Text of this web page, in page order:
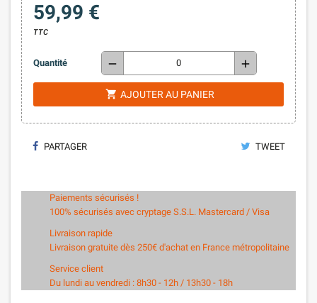
59,99 €
TTC
Quantité remove add
shopping_cart AJOUTER AU PANIER
PARTAGER TWEET
Paiements sécurisés !
100% sécurisés avec cryptage S.S.L. Mastercard / Visa
Livraison rapide
Livraison gratuite dès 250€ d'achat en France métropolitaine
Service client
Du lundi au vendredi : 8h30 - 12h / 13h30 - 18h